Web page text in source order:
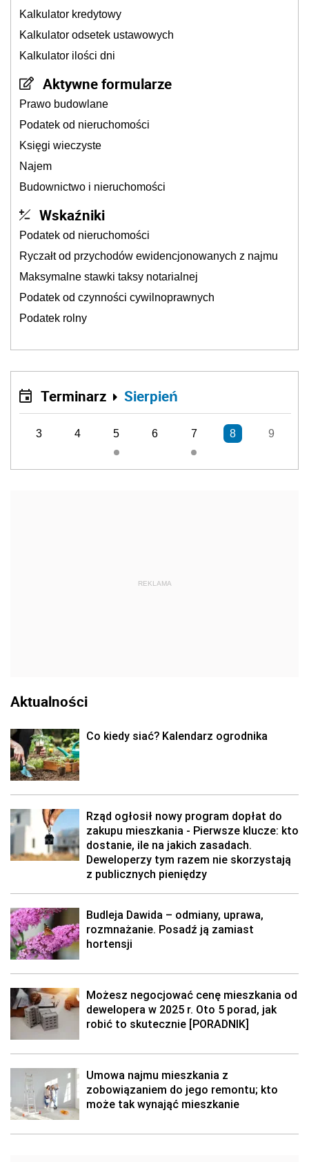
Kalkulator kredytowy
Kalkulator odsetek ustawowych
Kalkulator ilości dni
Aktywne formularze
Prawo budowlane
Podatek od nieruchomości
Księgi wieczyste
Najem
Budownictwo i nieruchomości
Wskaźniki
Podatek od nieruchomości
Ryczałt od przychodów ewidencjonowanych z najmu
Maksymalne stawki taksy notarialnej
Podatek od czynności cywilnoprawnych
Podatek rolny
Terminarz Sierpień
3 4 5 6 7 8 9
REKLAMA
Aktualności
Co kiedy siać? Kalendarz ogrodnika
Rząd ogłosił nowy program dopłat do
zakupu mieszkania - Pierwsze klucze: kto
dostanie, ile na jakich zasadach.
Deweloperzy tym razem nie skorzystają
z publicznych pieniędzy
Budleja Dawida – odmiany, uprawa,
rozmnażanie. Posadź ją zamiast
hortensji
Możesz negocjować cenę mieszkania od
dewelopera w 2025 r. Oto 5 porad, jak
robić to skutecznie [PORADNIK]
Umowa najmu mieszkania z
zobowiązaniem do jego remontu; kto
może tak wynająć mieszkanie